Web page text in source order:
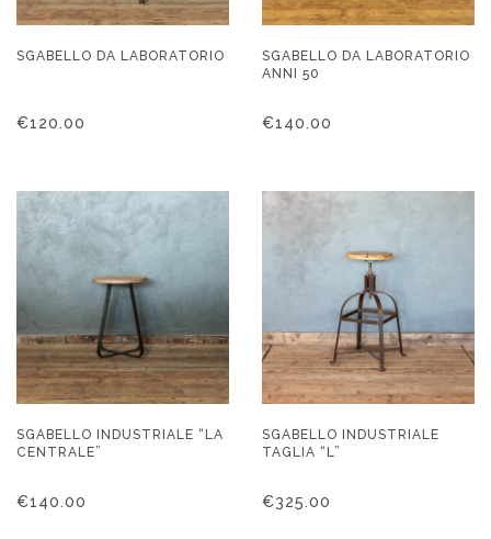
SGABELLO DA LABORATORIO
€120.00
SGABELLO DA LABORATORIO
ANNI 50
€140.00
SGABELLO INDUSTRIALE “LA
CENTRALE”
€140.00
SGABELLO INDUSTRIALE
TAGLIA “L”
€325.00